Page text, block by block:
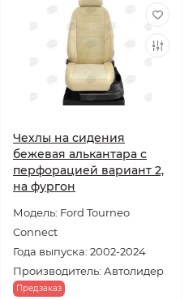
Чехлы на сидения
бежевая алькантара с
перфорацией вариант 2,
на фургон
Модель: Ford Tourneo
Connect
Года выпуска: 2002-2024
Производитель: Автолидер
Предзаказ